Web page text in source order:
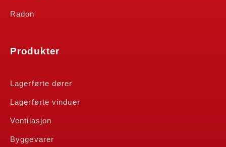
Radon
Produkter
Lagerførte dører
Lagerførte vinduer
Ventilasjon
Byggevarer